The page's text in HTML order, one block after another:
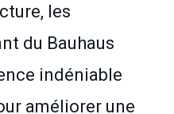
les
du Bauhaus
indéniable
améliorer une